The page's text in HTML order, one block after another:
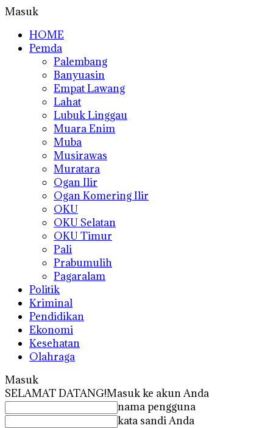
Masuk
HOME
Pemda
Palembang
Banyuasin
Empat Lawang
Lahat
Lubuk Linggau
Muara Enim
Muba
Musirawas
Muratara
Ogan Ilir
Ogan Komering Ilir
OKU
OKU Selatan
OKU Timur
Pali
Prabumulih
Pagaralam
Politik
Kriminal
Pendidikan
Ekonomi
Kesehatan
Olahraga
Masuk
SELAMAT DATANG!Masuk ke akun Anda
nama pengguna
kata sandi Anda